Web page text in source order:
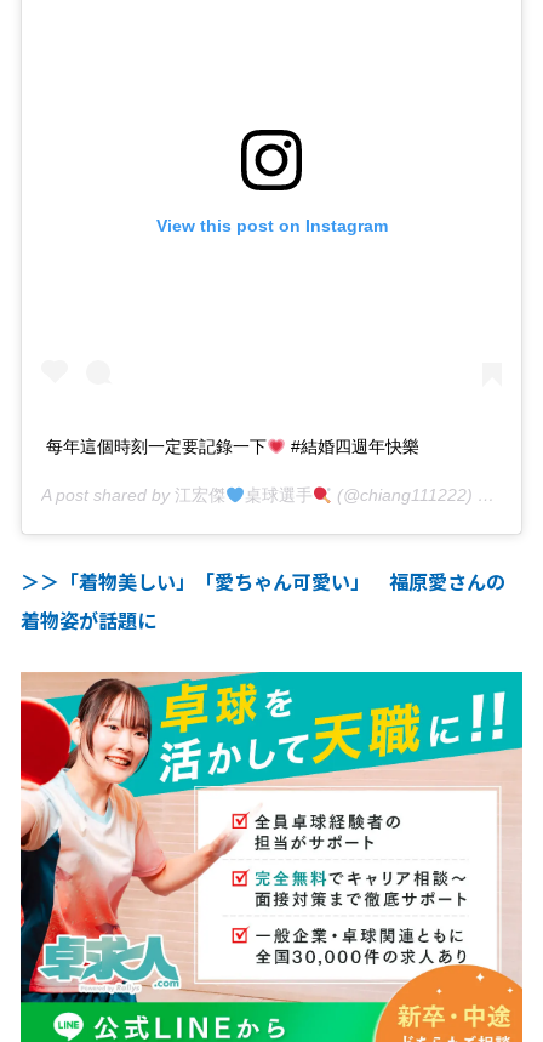
View this post on Instagram
每年這個時刻一定要記錄一下 #結婚四週年快樂
A post shared by 江宏傑 桌球選手 (@chiang111222) on
＞＞「着物美しい」「愛ちゃん可愛い」 福原愛さんの
着物姿が話題に